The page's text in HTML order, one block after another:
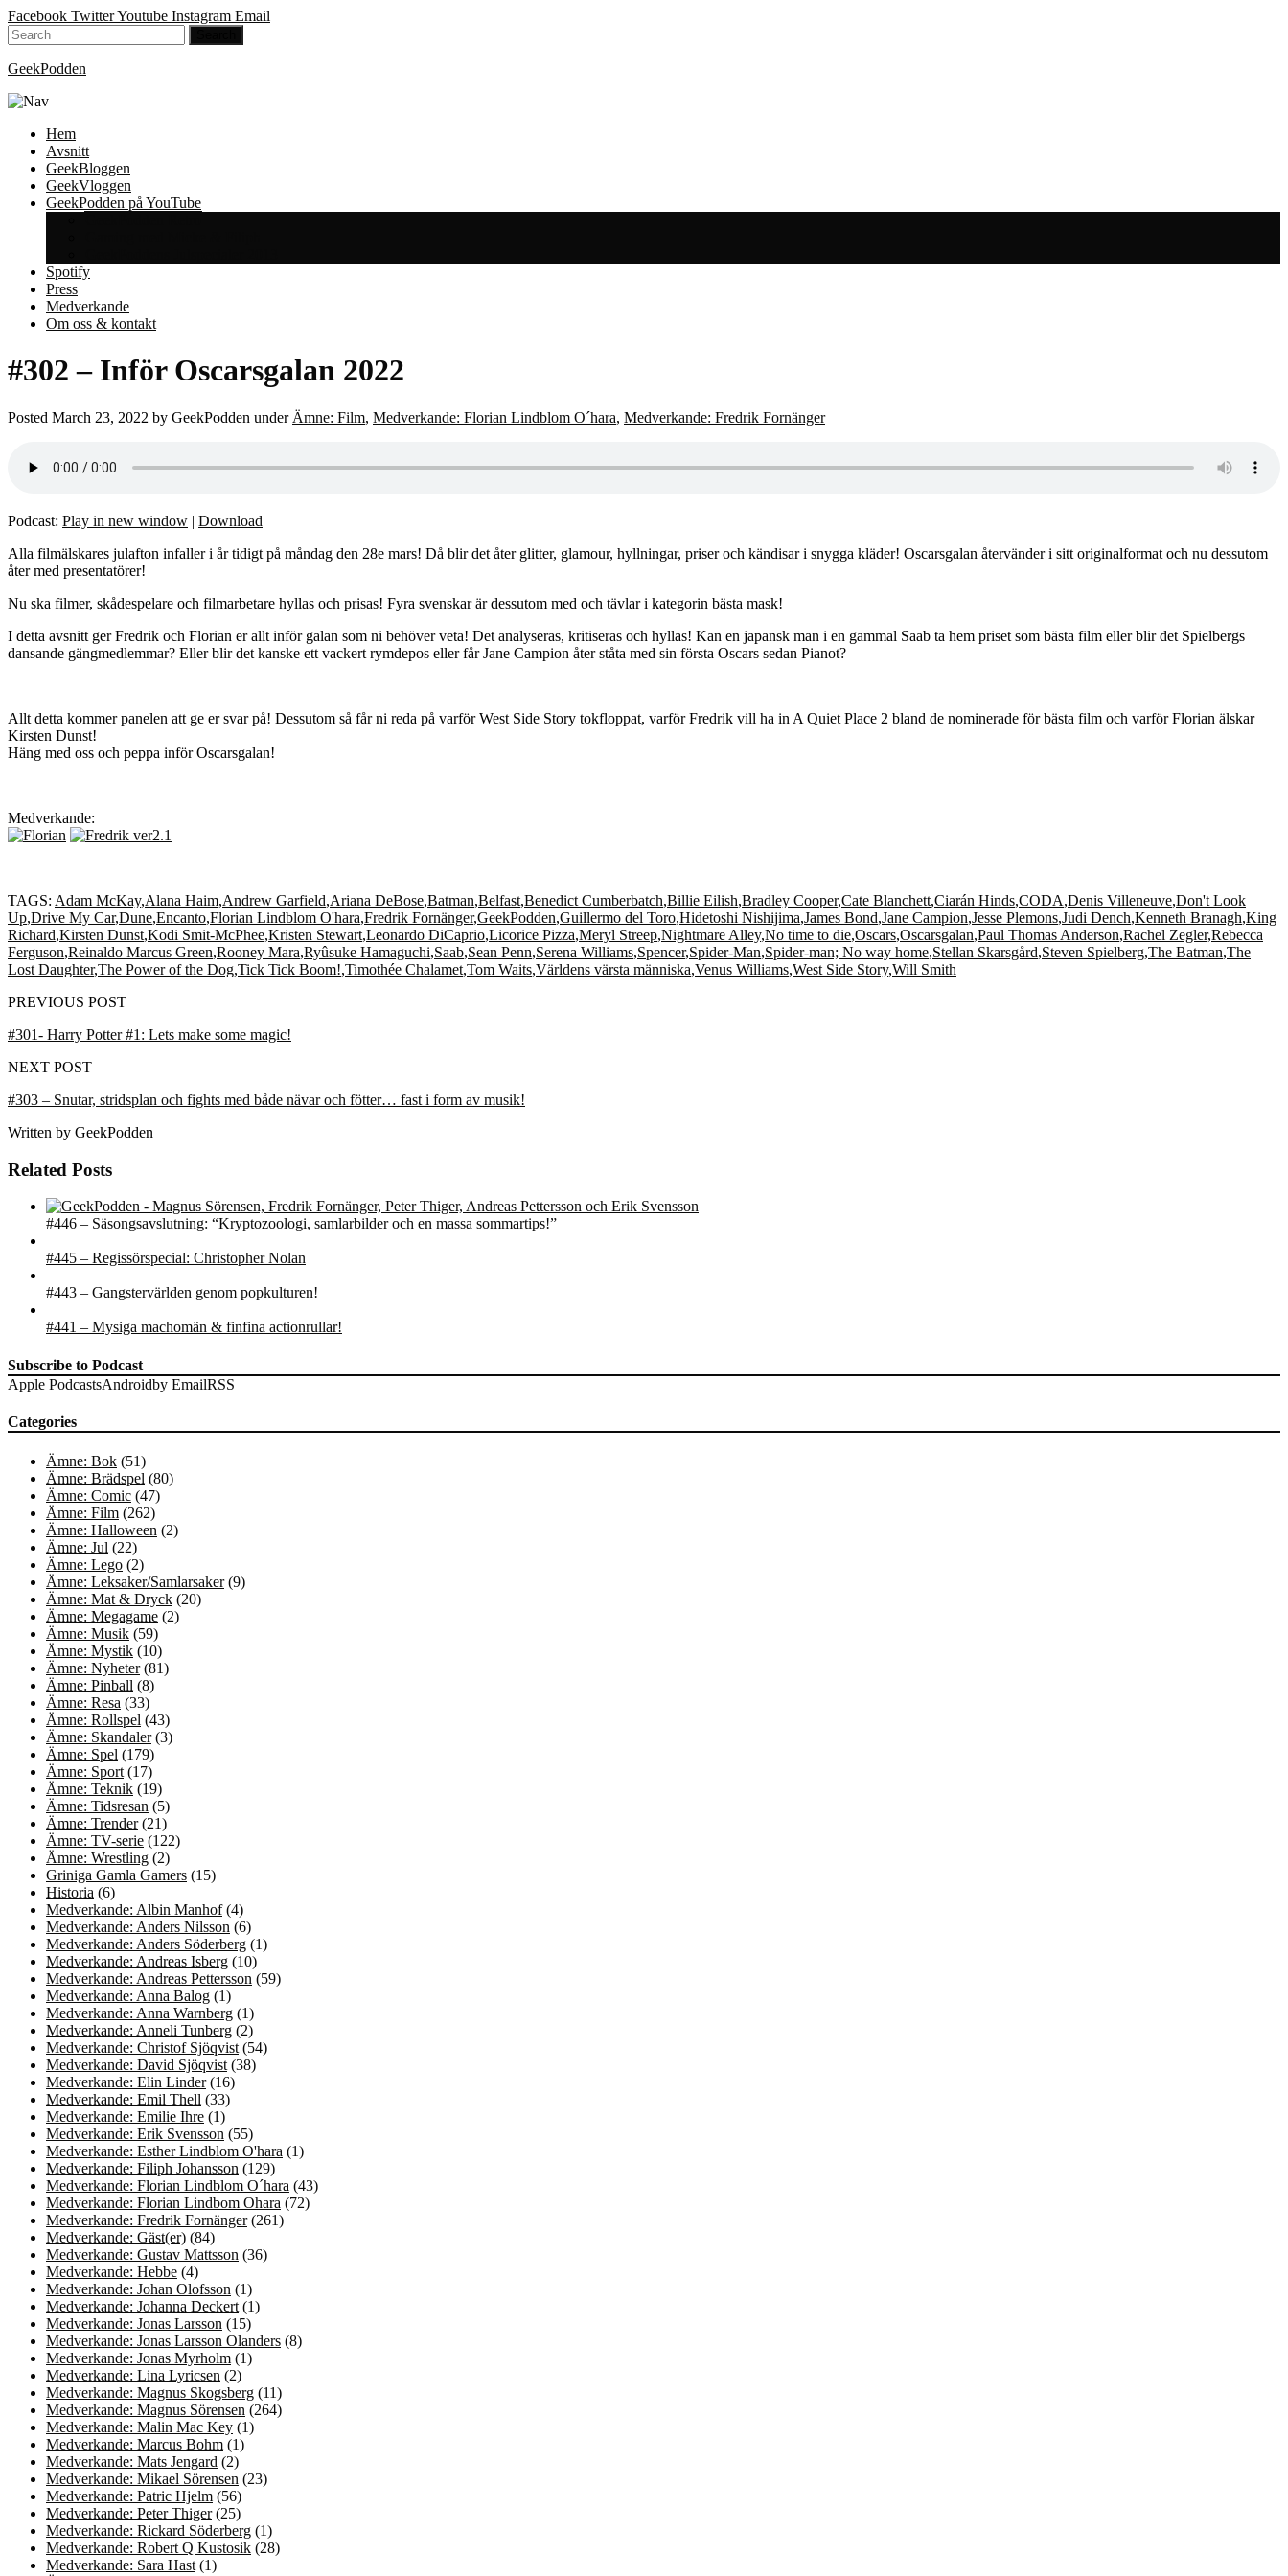
Facebook TwitterYoutube Instagram Email
GeekPodden
Hem
Avsnitt
GeekBloggen
GeekVloggen
GeekPodden på YouTube
Spotify
Press
Medverkande
Om oss & kontakt
#302 – Inför Oscarsgalan 2022
Posted March 23, 2022 by GeekPodden under Ämne: Film, Medverkande: Florian Lindblom O´hara, Medverkande: Fredrik Fornänger
Podcast: Play in new window | Download
Alla filmälskares julafton infaller i år tidigt på måndag den 28e mars! Då blir det åter glitter, glamour, hyllningar, priser och kändisar i snygga kläder! Oscarsgalan återvänder i sitt originalformat och nu dessutom
åter med presentatörer!
Nu ska filmer, skådespelare och filmarbetare hyllas och prisas! Fyra svenskar är dessutom med och tävlar i kategorin bästa mask!
I detta avsnitt ger Fredrik och Florian er allt inför galan som ni behöver veta! Det analyseras, kritiseras och hyllas! Kan en japansk man i en gammal Saab ta hem priset som bästa film eller blir det Spielbergs
dansande gängmedlemmar? Eller blir det kanske ett vackert rymdepos eller får Jane Campion åter ståta med sin första Oscars sedan Pianot?
Allt detta kommer panelen att ge er svar på! Dessutom så får ni reda på varför West Side Story tokfloppat, varför Fredrik vill ha in A Quiet Place 2 bland de nominerade för bästa film och varför Florian älskar
Kirsten Dunst!
Häng med oss och peppa inför Oscarsgalan!
Medverkande:
TAGS: Adam McKay,Alana Haim,Andrew Garfield,Ariana DeBose,Batman,Belfast,Benedict Cumberbatch,Billie Eilish,Bradley Cooper,Cate Blanchett,Ciarán Hinds,CODA,Denis Villeneuve,Don't Look
Up,Drive My Car,Dune,Encanto,Florian Lindblom O'hara,Fredrik Fornänger,GeekPodden,Guillermo del Toro,Hidetoshi Nishijima,James Bond,Jane Campion,Jesse Plemons,Judi Dench,Kenneth Branagh,King
Richard,Kirsten Dunst,Kodi Smit-McPhee,Kristen Stewart,Leonardo DiCaprio,Licorice Pizza,Meryl Streep,Nightmare Alley,No time to die,Oscars,Oscarsgalan,Paul Thomas Anderson,Rachel Zegler,Rebecca
Ferguson,Reinaldo Marcus Green,Rooney Mara,Ryûsuke Hamaguchi,Saab,Sean Penn,Serena Williams,Spencer,Spider-Man,Spider-man; No way home,Stellan Skarsgård,Steven Spielberg,The Batman,The
Lost Daughter,The Power of the Dog,Tick Tick Boom!,Timothée Chalamet,Tom Waits,Världens värsta människa,Venus Williams,West Side Story,Will Smith
PREVIOUS POST
#301- Harry Potter #1: Lets make some magic!
NEXT POST
#303 – Snutar, stridsplan och fights med både nävar och fötter… fast i form av musik!
Written by GeekPodden
Related Posts
#446 – Säsongsavslutning: “Kryptozoologi, samlarbilder och en massa sommartips!”
#445 – Regissörspecial: Christopher Nolan
#443 – Gangstervärlden genom popkulturen!
#441 – Mysiga machomän & finfina actionrullar!
Subscribe to Podcast
Apple PodcastsAndroidby EmailRSS
Categories
Ämne: Bok (51)
Ämne: Brädspel (80)
Ämne: Comic (47)
Ämne: Film (262)
Ämne: Halloween (2)
Ämne: Jul (22)
Ämne: Lego (2)
Ämne: Leksaker/Samlarsaker(9)
Ämne: Mat & Dryck (20)
Ämne: Megagame (2)
Ämne: Musik (59)
Ämne: Mystik (10)
Ämne: Nyheter(81)
Ämne: Pinball (8)
Ämne: Resa (33)
Ämne: Rollspel (43)
Ämne: Skandaler(3)
Ämne: Spel (179)
Ämne: Sport (17)
Ämne: Teknik (19)
Ämne: Tidsresan (5)
Ämne: Trender(21)
Ämne: TV-serie (122)
Ämne: Wrestling (2)
Griniga Gamla Gamers (15)
Historia (6)
Medverkande: Albin Manhof(4)
Medverkande: Anders Nilsson (6)
Medverkande: Anders Söderberg (1)
Medverkande: Andreas Isberg (10)
Medverkande: Andreas Pettersson (59)
Medverkande: Anna Balog (1)
Medverkande: Anna Warnberg (1)
Medverkande: Anneli Tunberg (2)
Medverkande: Christof Sjöqvist (54)
Medverkande: David Sjöqvist (38)
Medverkande: Elin Linder(16)
Medverkande: Emil Thell (33)
Medverkande: Emilie Ihre (1)
Medverkande: Erik Svensson (55)
Medverkande: Esther Lindblom O'hara (1)
Medverkande: Filiph Johansson (129)
Medverkande: Florian Lindblom O´hara (43)
Medverkande: Florian Lindbom Ohara (72)
Medverkande: Fredrik Fornänger(261)
Medverkande: Gäst(er) (84)
Medverkande: Gustav Mattsson (36)
Medverkande: Hebbe (4)
Medverkande: Johan Olofsson (1)
Medverkande: Johanna Deckert (1)
Medverkande: Jonas Larsson (15)
Medverkande: Jonas Larsson Olanders (8)
Medverkande: Jonas Myrholm (1)
Medverkande: Lina Lyricsen (2)
Medverkande: Magnus Skogsberg (11)
Medverkande: Magnus Sörensen (264)
Medverkande: Malin Mac Key (1)
Medverkande: Marcus Bohm (1)
Medverkande: Mats Jengard (2)
Medverkande: Mikael Sörensen (23)
Medverkande: Patric Hjelm (56)
Medverkande: Peter Thiger(25)
Medverkande: Rickard Söderberg (1)
Medverkande: Robert Q Kustosik (28)
Medverkande: Sara Hast (1)